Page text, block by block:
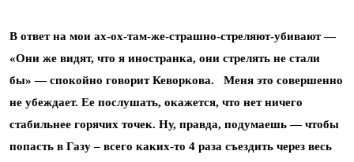
В ответ на мои ах-ох-там-же-страшно-стреляют-убивают —
«Они же видят, что я иностранка, они стрелять не стали
бы» — спокойно говорит Кеворкова. Меня это совершенно
не убеждает. Ее послушать, окажется, что нет ничего
стабильнее горячих точек. Ну, правда, подумаешь — чтобы
попасть в Газу – всего каких-то 4 раза съездить через весь